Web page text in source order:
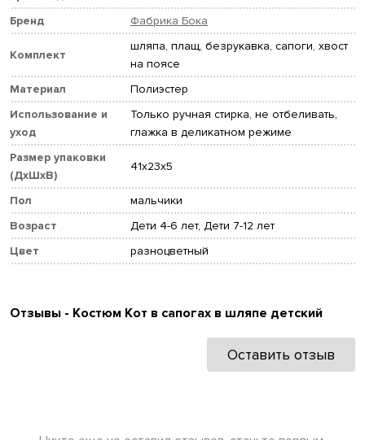
Бренд Фабрика Бока
Комплект
шляпа, плащ, безрукавка, сапоги, хвост
на поясе
Материал
Полиэстер
Использование и
уход
Только ручная стирка, не отбеливать,
глажка в деликатном режиме
Размер упаковки
(ДхШхВ)
41x23x5
Пол
мальчики
Возраст
Дети 4-6 лет, Дети 7-12 лет
Цвет
разноцветный
Отзывы - Костюм Кот в сапогах в шляпе детский
Оставить отзыв